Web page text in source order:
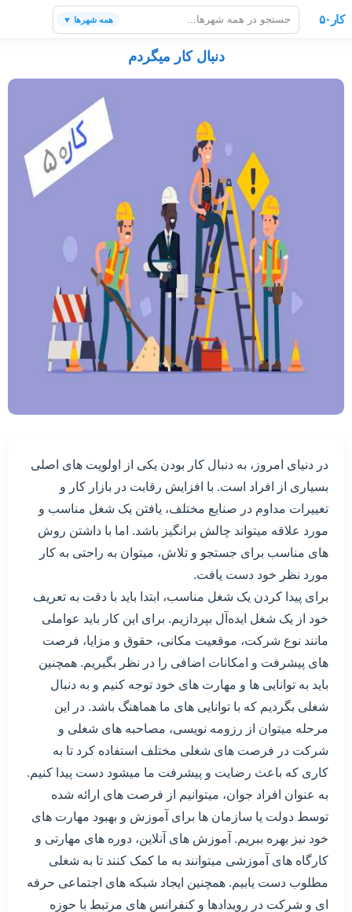
کار۵۰ همه شهرها ▼
دنبال کار میگردم
در دنیای امروز، به دنبال کار بودن یکی از اولویت های اصلی
بسیاری از افراد است. با افزایش رقابت در بازار کار و
تغییرات مداوم در صنایع مختلف، یافتن یک شغل مناسب و
مورد علاقه میتواند چالش برانگیز باشد. اما با داشتن روش
های مناسب برای جستجو و تلاش، میتوان به راحتی به کار
مورد نظر خود دست یافت.
برای پیدا کردن یک شغل مناسب، ابتدا باید با دقت به تعریف
خود از یک شغل ایده‌آل بپردازیم. برای این کار باید عواملی
مانند نوع شرکت، موقعیت مکانی، حقوق و مزایا، فرصت
های پیشرفت و امکانات اضافی را در نظر بگیریم. همچنین
باید به توانایی ها و مهارت های خود توجه کنیم و به دنبال
شغلی بگردیم که با توانایی های ما هماهنگ باشد. در این
مرحله میتوان از رزومه نویسی، مصاحبه های شغلی و
شرکت در فرصت های شغلی مختلف استفاده کرد تا به
کاری که باعث رضایت و پیشرفت ما میشود دست پیدا کنیم.
به عنوان افراد جوان، میتوانیم از فرصت های ارائه شده
توسط دولت یا سازمان ها برای آموزش و بهبود مهارت های
خود نیز بهره ببریم. آموزش های آنلاین، دوره های مهارتی و
کارگاه های آموزشی میتوانند به ما کمک کنند تا به شغلی
مطلوب دست یابیم. همچنین ایجاد شبکه های اجتماعی حرفه
ای و شرکت در رویدادها و کنفرانس های مرتبط با حوزه